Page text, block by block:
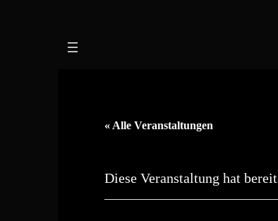
« Alle Veranstaltungen
Diese Veranstaltung hat